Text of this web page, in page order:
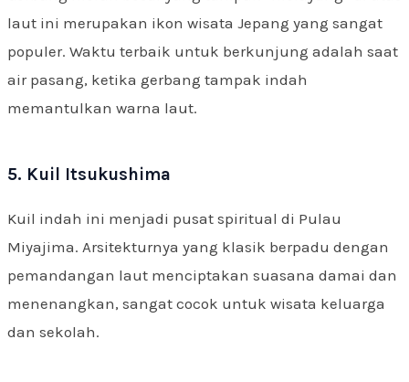
laut ini merupakan ikon wisata Jepang yang sangat
populer. Waktu terbaik untuk berkunjung adalah saat
air pasang, ketika gerbang tampak indah
memantulkan warna laut.
5. Kuil Itsukushima
Kuil indah ini menjadi pusat spiritual di Pulau
Miyajima. Arsitekturnya yang klasik berpadu dengan
pemandangan laut menciptakan suasana damai dan
menenangkan, sangat cocok untuk wisata keluarga
dan sekolah.